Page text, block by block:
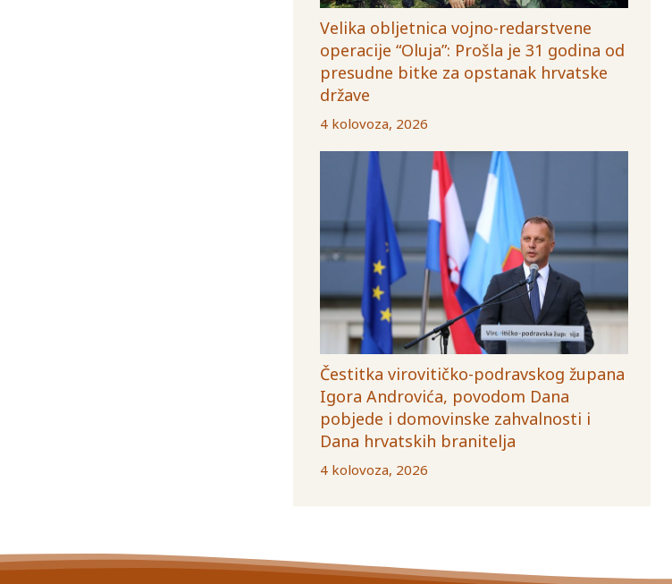
Velika obljetnica vojno-redarstvene
operacije “Oluja”: Prošla je 31 godina od
presudne bitke za opstanak hrvatske
države
4 kolovoza, 2026
Čestitka virovitičko-podravskog župana
Igora Androvića, povodom Dana
pobjede i domovinske zahvalnosti i
Dana hrvatskih branitelja
4 kolovoza, 2026